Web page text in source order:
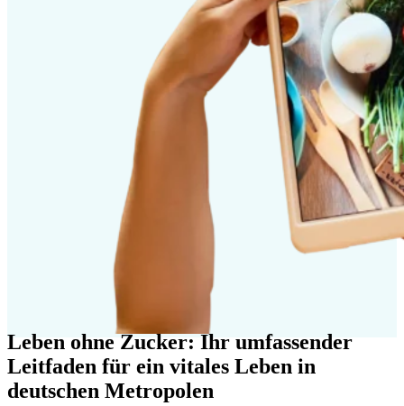
Leben ohne Zucker: Ihr umfassender
Leitfaden für ein vitales Leben in
deutschen Metropolen